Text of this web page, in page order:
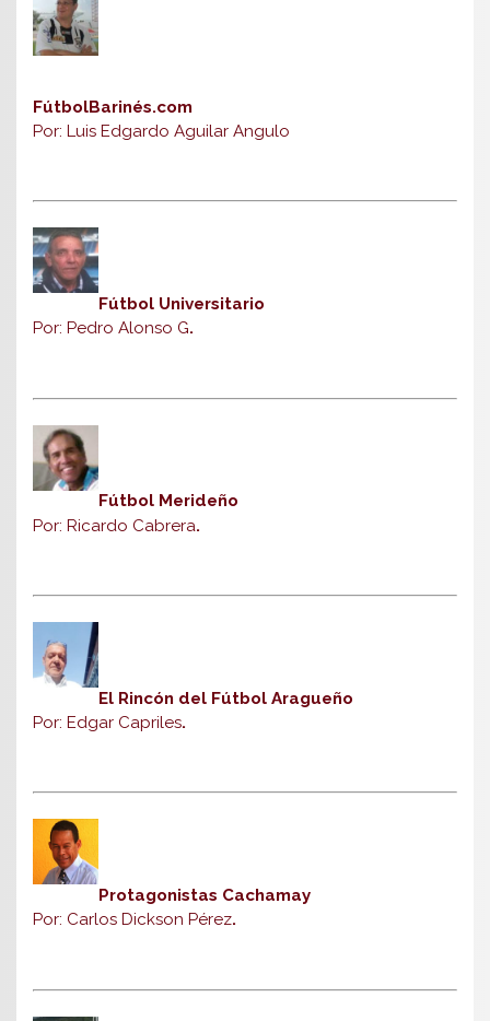
FútbolBarinés.com
Por: Luis Edgardo Aguilar Angulo
Fútbol Universitario
Por: Pedro Alonso G.
Fútbol Merideño
Por: Ricardo Cabrera.
El Rincón del Fútbol Aragueño
Por: Edgar Capriles.
Protagonistas Cachamay
Por: Carlos Dickson Pérez.